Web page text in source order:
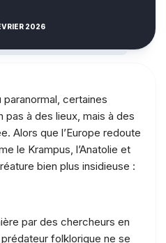
2026
certaines
à des lieux, mais à des
Alors que l’Europe redoute
le Krampus, l’Anatolie et
bien plus insidieuse :
par des chercheurs en
folklorique ne se